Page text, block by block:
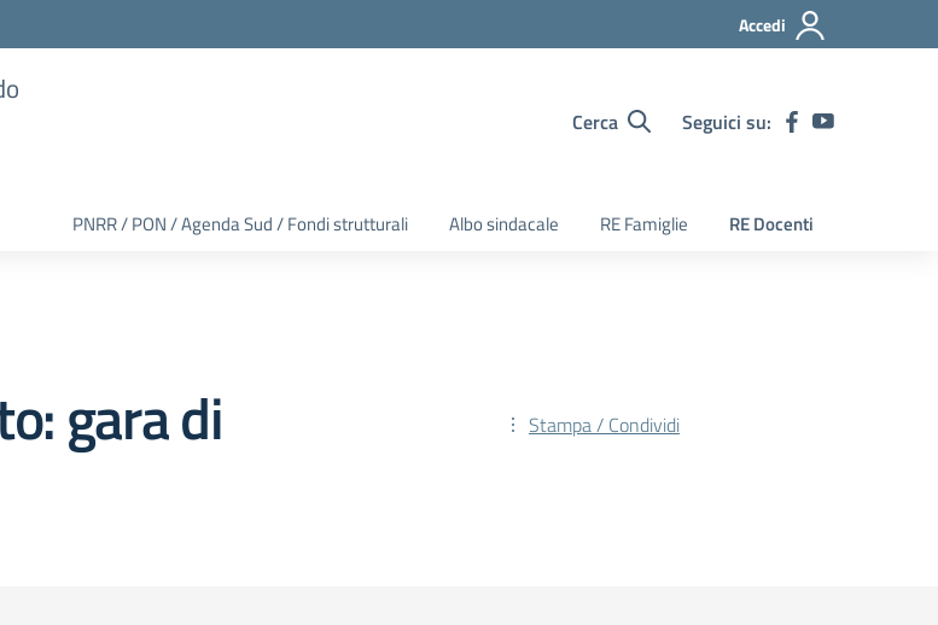
Accedi
Cerca Seguici su:
PNRR / PON / Agenda Sud / Fondi strutturali Albo sindacale RE Famiglie RE Docenti
gara di Stampa / Condividi